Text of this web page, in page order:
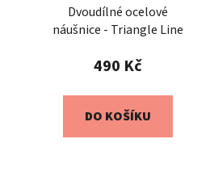
Dvoudílné ocelové
náušnice - Triangle Line
490 Kč
DO KOŠÍKU